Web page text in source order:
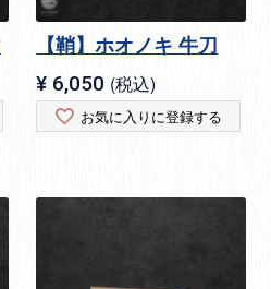
【鞘】ホオノキ 牛刀
¥ 6,050 税込
お気に入りに登録する